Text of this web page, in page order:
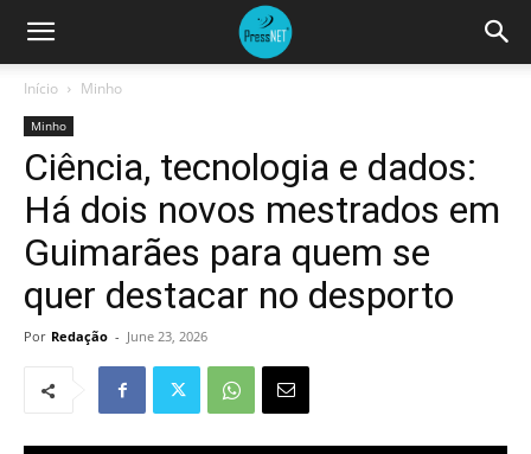
Início Minho
Minho
Ciência, tecnologia e dados:
Há dois novos mestrados em
Guimarães para quem se
quer destacar no desporto
Por Redação - June 23, 2026